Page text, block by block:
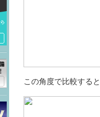
この角度で比較する